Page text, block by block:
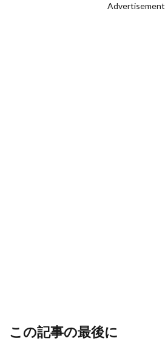
Advertisement
この記事の最後に